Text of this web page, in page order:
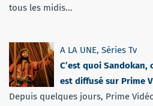
tous les midis...
A LA UNE, Séries Tv
C’est quoi
est diffusé sur Prime
Depuis quelques jours, Prime